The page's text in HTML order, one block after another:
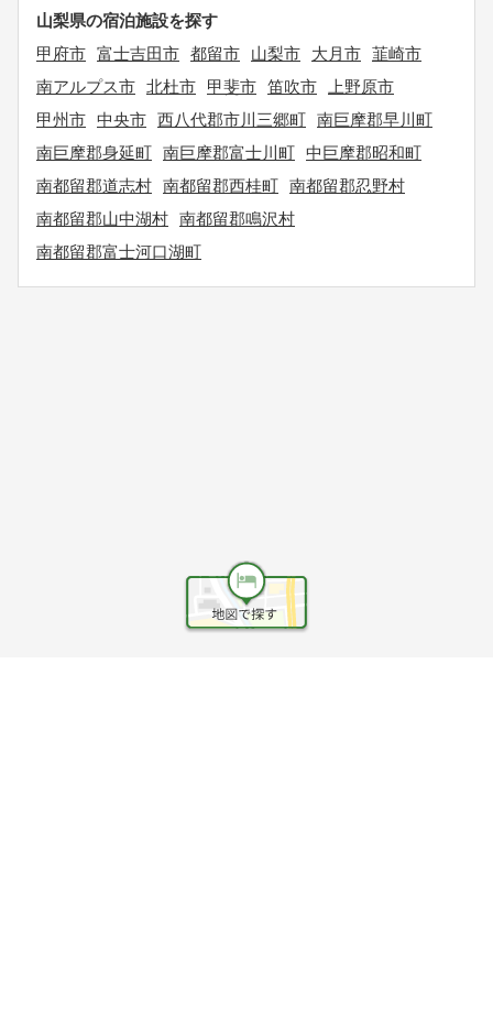
山梨県の宿泊施設を探す
甲府市 富士吉田市 都留市 山梨市 大月市 韮崎市
南アルプス市 北杜市 甲斐市 笛吹市
上野原市
甲州市 中央市 西八代郡市川三郷町 南巨摩郡早川町
南巨摩郡身延町 南巨摩郡富士川町 中巨摩郡昭和町
南都留郡道志村 南都留郡西桂町 南都留郡忍野村
南都留郡山中湖村 南都留郡鳴沢村
南都留郡富士河口湖町